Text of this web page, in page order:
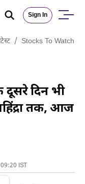
Sign In
/ Stocks To Watch:
दिन भी
तक, आज
IST